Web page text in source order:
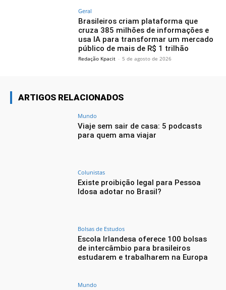
Geral
Brasileiros criam plataforma que
cruza 385 milhões de informações e
usa IA para transformar um mercado
público de mais de R$ 1 trilhão
Redação Kpacit - 5 de agosto de 2026
ARTIGOS RELACIONADOS
Mundo
Viaje sem sair de casa: 5 podcasts
para quem ama viajar
Colunistas
Existe proibição legal para Pessoa
Idosa adotar no Brasil?
Bolsas de Estudos
Escola Irlandesa oferece 100 bolsas
de intercâmbio para brasileiros
estudarem e trabalharem na Europa
Mundo